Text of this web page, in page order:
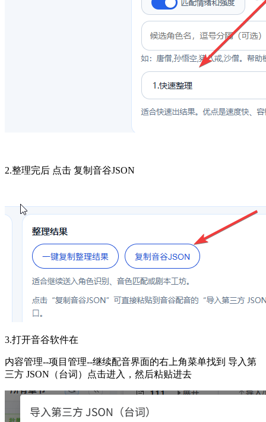
2.整理完后 点击 复制音谷JSON
3.打开音谷软件在
内容管理--项目管理--继续配音界面的右上角菜单找到 导入第
三方 JSON（台词）点击进入，然后粘贴进去